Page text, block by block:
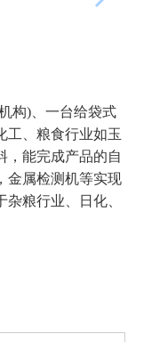
构)、一台给袋式
工、粮食行业如玉
，能完成产品的自
金属检测机等实现
粮行业、日化、